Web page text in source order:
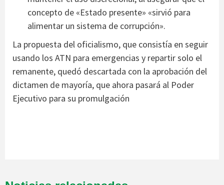
concepto de «Estado presente» «sirvió para
alimentar un sistema de corrupción».
La propuesta del oficialismo, que consistía en seguir
usando los ATN para emergencias y repartir solo el
remanente, quedó descartada con la aprobación del
dictamen de mayoría, que ahora pasará al Poder
Ejecutivo para su promulgación